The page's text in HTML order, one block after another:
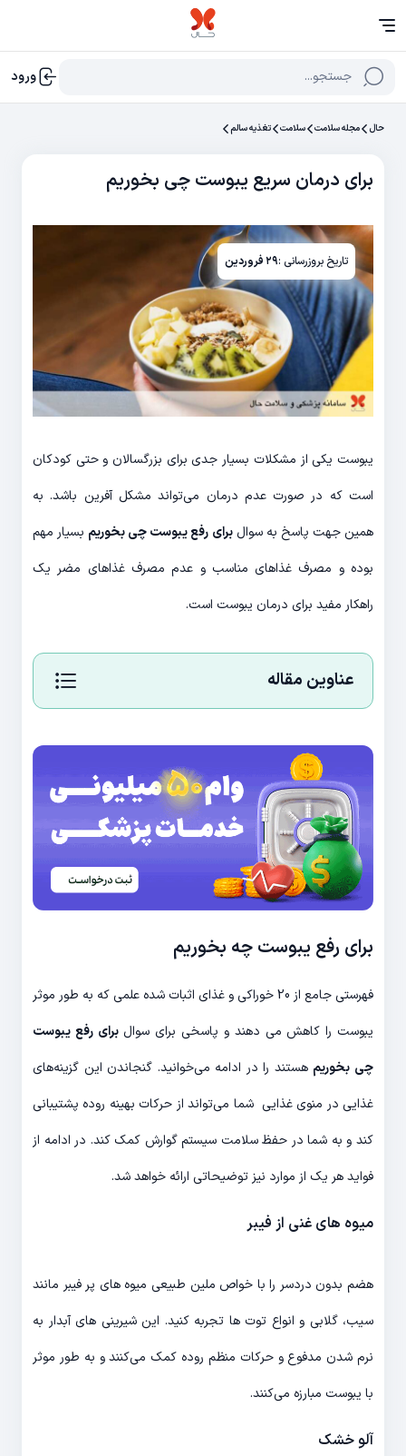
جستجو... ورود
حال مجله سلامت سلامت تغذیه سالم
برای درمان سریع یبوست چی بخوریم
تاریخ بروزرسانی :۲۹ فروردین
یبوست یکی از مشکلات بسیار جدی برای بزرگسالان و حتی کودکان
است که در صورت عدم درمان می‌تواند مشکل آفرین باشد. به
همین جهت پاسخ به سوالبرای رفع یبوست چی بخوریم بسیار مهم
بوده و مصرف غذاهای مناسب و عدم مصرف غذاهای مضر یک
راهکار مفید برای درمان یبوست است.
عناوین مقاله
برای رفع یبوست چه بخوریم
فهرستی جامع از 20 خوراکی و غذای اثبات شده علمی که به طور موثر
یبوست را کاهش می دهند و پاسخی برای سوالبرای رفع یبوست
چی بخوریم هستند را در ادامه می‌خوانید. گنجاندن این گزینه‌های
غذایی در منوی غذایی شما می‌تواند از حرکات بهینه روده پشتیبانی
کند و به شما در حفظ سلامت سیستم گوارش کمک کند. در ادامه از
فواید هر یک از موارد نیز توضیحاتی ارائه خواهد شد.
میوه های غنی از فیبر
هضم بدون دردسر را با خواص ملین طبیعی میوه های پر فیبر مانند
سیب، گلابی و انواع توت ها تجربه کنید. این شیرینی های آبدار به
نرم شدن مدفوع و حرکات منظم روده کمک می‌کنند و به طور موثر
با یبوست مبارزه می‌کنند.
آلو خشک